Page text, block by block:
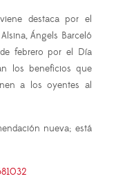
destaca por el
Ángels Barceló
febrero por el Día
los beneficios que
a los oyentes al
nueva; está